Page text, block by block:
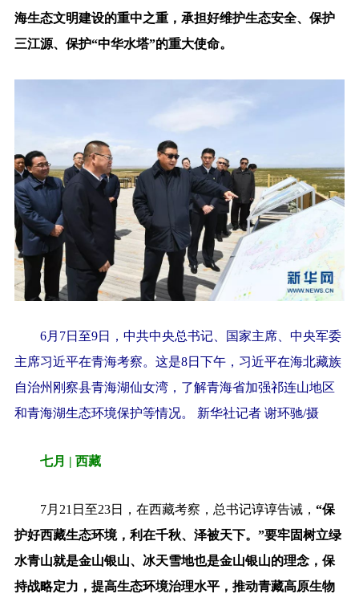
海生态文明建设的重中之重，承担好维护生态安全、保护
三江源、保护“中华水塔”的重大使命。
6月7日至9日，中共中央总书记、国家主席、中央军委
主席习近平在青海考察。这是8日下午，习近平在海北藏族
自治州刚察县青海湖仙女湾，了解青海省加强祁连山地区
和青海湖生态环境保护等情况。 新华社记者 谢环驰/摄
七月 | 西藏
7月21日至23日，在西藏考察，总书记谆谆告诫， “保
护好西藏生态环境，利在千秋、泽被天下。”要牢固树立绿
水青山就是金山银山、冰天雪地也是金山银山的理念，保
持战略定力，提高生态环境治理水平，推动青藏高原生物